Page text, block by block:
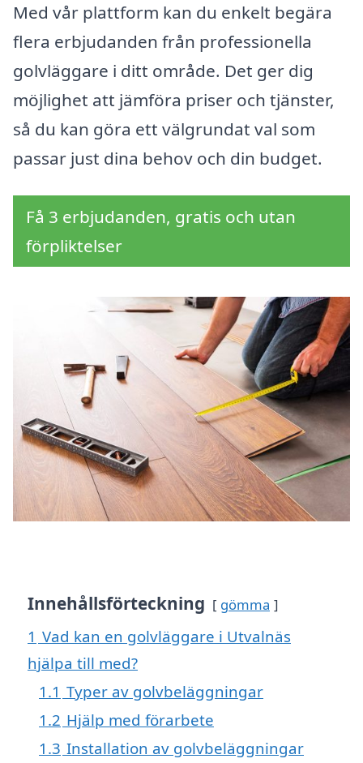
Med vår plattform kan du enkelt begära
flera erbjudanden från professionella
golvläggare i ditt område. Det ger dig
möjlighet att jämföra priser och tjänster,
så du kan göra ett välgrundat val som
passar just dina behov och din budget.
Få 3 erbjudanden, gratis och utan
förpliktelser
Innehållsförteckning gömma
1 Vad kan en golvläggare i Utvalnäs
hjälpa till med?
1.1 Typer av golvbeläggningar
1.2 Hjälp med förarbete
1.3 Installation av golvbeläggningar